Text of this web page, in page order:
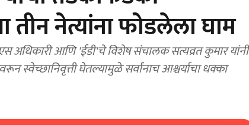
तीन नेत्यांना फोडलेला घाम
अधिकारी आणि 'ईडी'चे विशेष संचालक सत्यव्रत कुमार यांनी
स्वेच्छानिवृत्ती घेतल्यामुळे सर्वांनाच आश्चर्याचा धक्का